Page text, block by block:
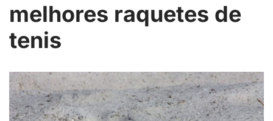
melhores raquetes de
tenis